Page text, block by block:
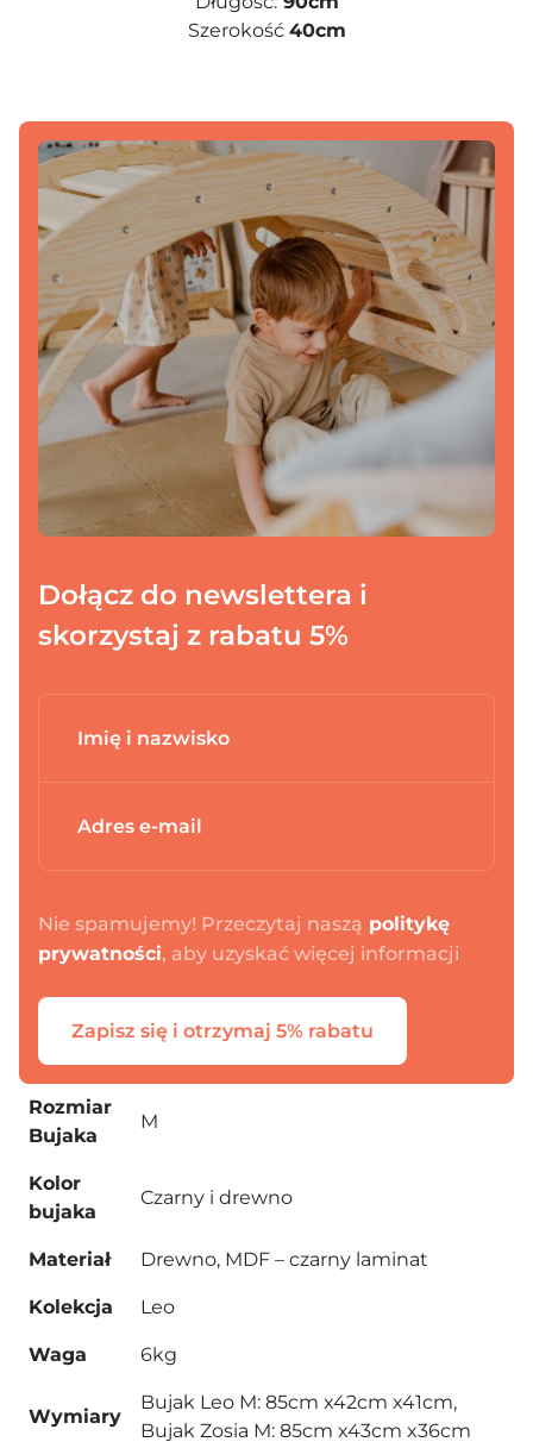
Szerokość 40cm
Dołącz do newslettera i
skorzystaj z rabatu 5%
Nie spamujemy! Przeczytaj naszą politykę
prywatności, aby uzyskać więcej informacji
Zapisz się i otrzymaj 5% rabatu
Rozmiar
Bujaka
M
Kolor
bujaka
Czarny i drewno
Materiał Drewno, MDF – czarny laminat
Kolekcja Leo
Waga 6kg
Wymiary
Bujak Leo M: 85cm x42cm x41cm,
Bujak Zosia M: 85cm x43cm x36cm
Dodano do koszyka
PRZEJDŹ DO KOSZYKA
Kontynuuj zakupy